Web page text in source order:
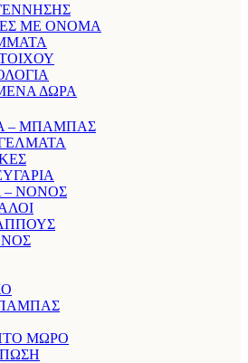
ΜΕ ΟΝΟΜΑ
ΔΩΡΑ
– ΜΠΑΜΠΑΣ
ΝΟΝΟΣ
ΜΩΡΟ